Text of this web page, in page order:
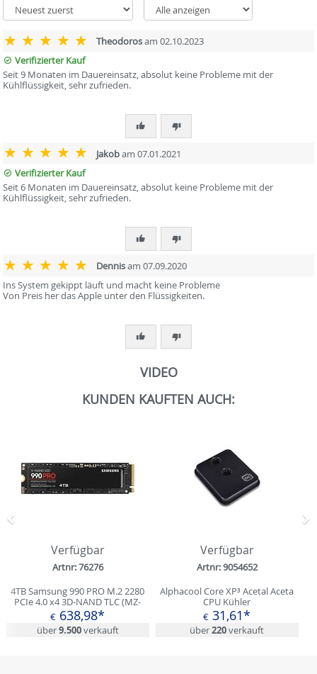
Theodorosam 02.10.2023
Verifizierter Kauf
Seit 9 Monaten im Dauereinsatz, absolut keine Probleme mit der
Kühlflüssigkeit, sehr zufrieden.
Jakobam 07.01.2021
Verifizierter Kauf
Seit 6 Monaten im Dauereinsatz, absolut keine Probleme mit der
Kühlflüssigkeit, sehr zufrieden.
Dennisam 07.09.2020
Ins System gekippt läuft und macht keine Probleme
Von Preis her das Apple unter den Flüssigkeiten.
VIDEO
KUNDEN KAUFTEN AUCH:
Verfügbar
Artnr: 76276
4TB Samsung 990 PRO M.2 2280
PCIe 4.0 x4 3D-NAND TLC (MZ-
V9P4T0BW)
€ 638,98*
über9.500verkauft
Verfügbar
Artnr: 9054652
Alphacool Core XP³ Acetal Aceta
CPU Kühler
€ 31,61*
über220verkauft
Zurück